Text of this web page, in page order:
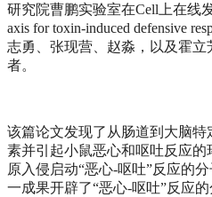
研究院曹鹏实验室在Cell上在线
axis for toxin-induced defensive
志勇、张现营、赵淼，以及霍
者。
该篇论文发现了从肠道到大脑
素并引起小鼠恶心和呕吐反应
原入侵启动“恶心-呕吐”反应的
一成果开辟了“恶心-呕吐”反应